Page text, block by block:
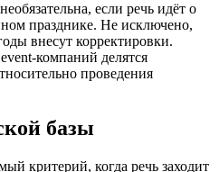
если речь идёт о
празднике. Не исключено,
внесут корректировки.
компаний делятся
проведения
базы
критерий, когда речь заходит